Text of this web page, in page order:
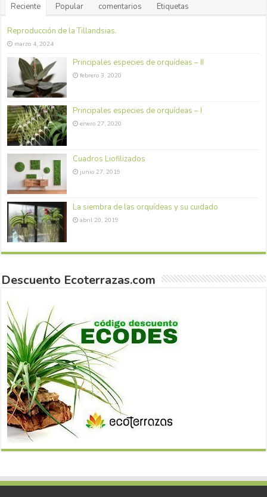
Reciente Popular comentarios Etiquetas
Reproducción de la Tillandsias.
marzo 4, 2024
Principales especies de orquídeas – II
febrero 3, 2020
Principales especies de orquídeas – I
enero 27, 2020
Cuadros Liofilizados
junio 27, 2019
La siembra de las orquídeas y su cuidado
abril 20, 2019
Descuento Ecoterrazas.com